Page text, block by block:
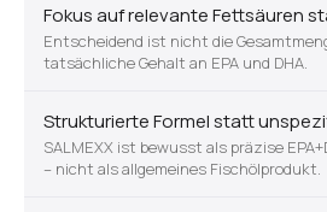
Fokus auf relevante Fettsäuren
Entscheidend ist nicht die
tatsächliche Gehalt an EPA und DHA.
Strukturierte Formel statt
SALMEXX ist bewusst als präzise
– nicht als allgemeines Fischölprodukt.